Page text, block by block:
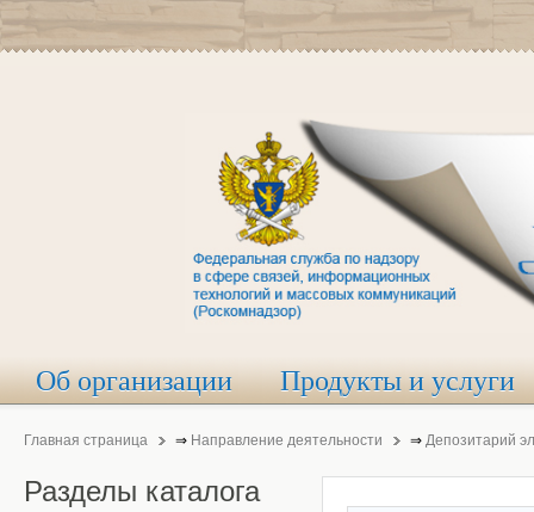
Об организации Продукты и услуги
Главная страница ⇒ Направление деятельности ⇒ Депозитарий
Разделы каталога